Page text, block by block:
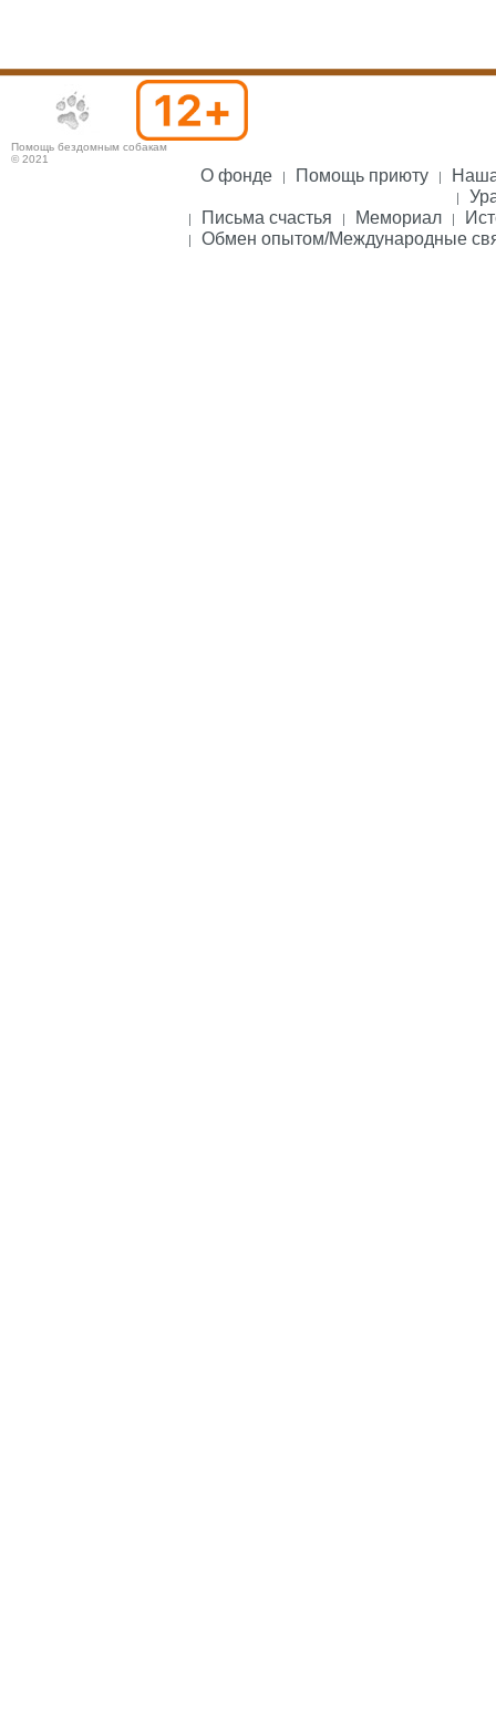
Помощь бездомным собакам
© 2021
О фонде Помощь приюту
Наша
Письма счастья
Мемориал
Обмен опытом/Международные